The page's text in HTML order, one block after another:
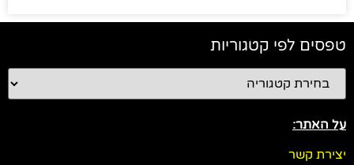
טפסים לפי קטגוריות
על האתר:
יצירת קשר